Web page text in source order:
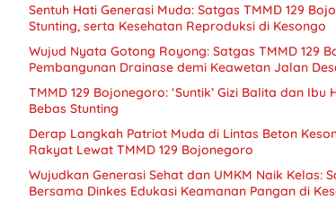
Sentuh Hati Generasi Muda: Satgas TMMD 129
Stunting, serta Kesehatan Reproduksi di Kesongo
Wujud Nyata Gotong Royong: Satgas TMMD 129
Pembangunan Drainase demi Keawetan Jalan
TMMD 129 Bojonegoro: ‘Suntik’ Gizi Balita dan
Bebas Stunting
Derap Langkah Patriot Muda di Lintas Beton
Rakyat Lewat TMMD 129 Bojonegoro
Wujudkan Generasi Sehat dan UMKM Naik Kelas:
Bersama Dinkes Edukasi Keamanan Pangan di